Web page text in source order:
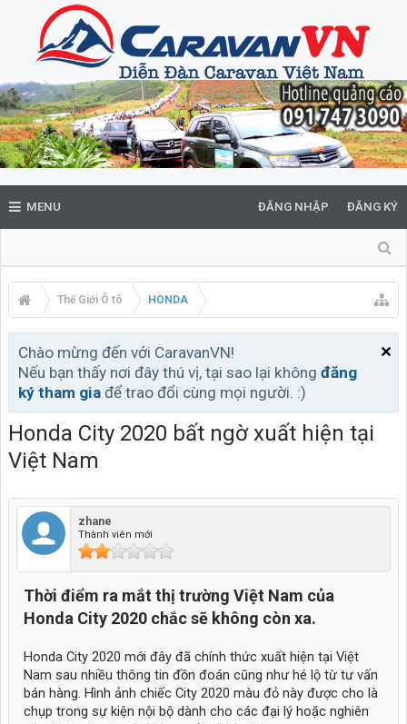
MENU ĐĂNG NHẬP ĐĂNG KÝ
Thế Giới Ô tô HONDA
Chào mừng đến với CaravanVN!
Nếu bạn thấy nơi đây thú vị, tại sao lại không đăng
ký tham gia để trao đổi cùng mọi người. :)
Honda City 2020 bất ngờ xuất hiện tại
Việt Nam
zhane
Thành viên mới
Thời điểm ra mắt thị trường Việt Nam của
Honda City 2020 chắc sẽ không còn xa.
Honda City 2020 mới đây đã chính thức xuất hiện tại Việt
Nam sau nhiều thông tin đồn đoán cũng như hé lộ từ tư vấn
bán hàng. Hình ảnh chiếc City 2020 màu đỏ này được cho là
chụp trong sự kiện nội bộ dành cho các đại lý hoặc nghiên